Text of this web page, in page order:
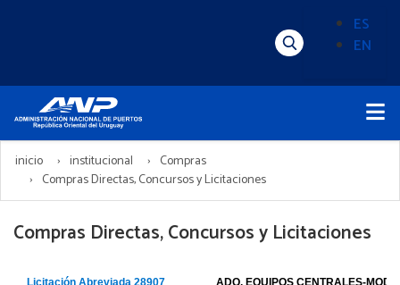
idioma
(Content)
ES
EN
Menú
Principal
inicio institucional
Compras
Compras Directas, Concursos y Licitaciones
Compras Directas, Concursos y Licitaciones